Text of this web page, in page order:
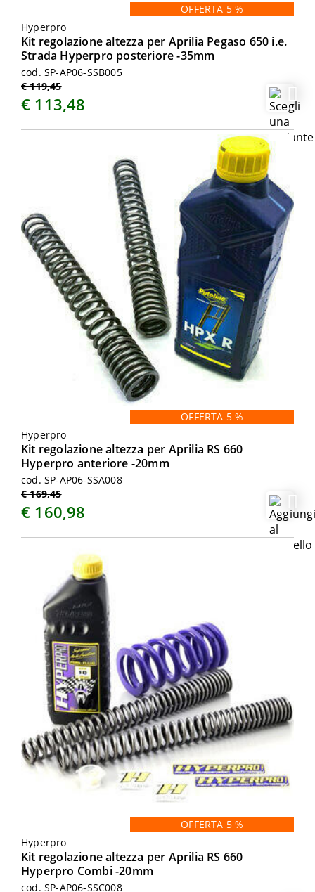
OFFERTA 5 %
Hyperpro
Kit regolazione altezza per Aprilia Pegaso 650 i.e.
Strada Hyperpro posteriore -35mm
cod. SP-AP06-SSB005
€ 119,45
€ 113,48
OFFERTA 5 %
Hyperpro
Kit regolazione altezza per Aprilia RS 660
Hyperpro anteriore -20mm
cod. SP-AP06-SSA008
€ 169,45
€ 160,98
OFFERTA 5 %
Hyperpro
Kit regolazione altezza per Aprilia RS 660
Hyperpro Combi -20mm
cod. SP-AP06-SSC008